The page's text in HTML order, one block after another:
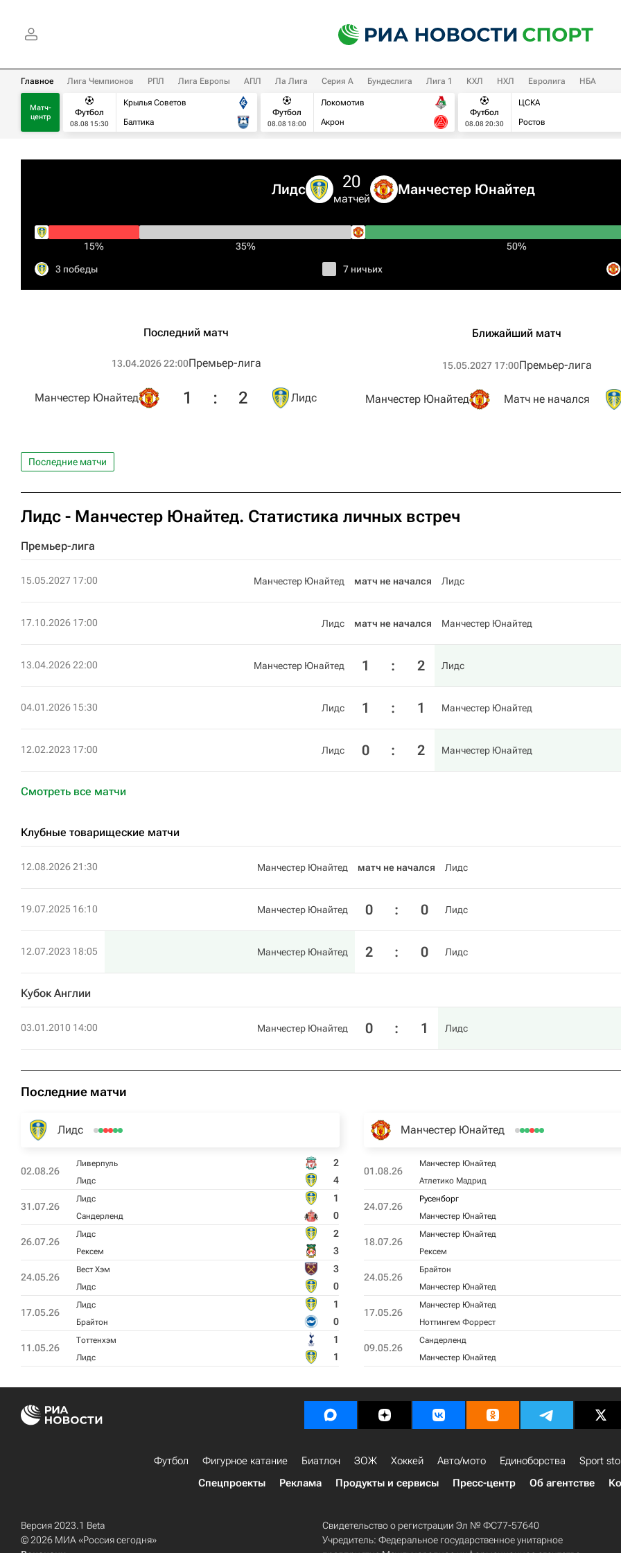
Главное Лига Чемпионов РПЛ Лига Европы АПЛ Ла Лига Серия А Бундеслига Лига 1 КХЛ НХЛ Евролига НБА
Матч-
центр
Футбол
08.08 15:30
Крылья Советов
Балтика
Футбол
08.08 18:00
Локомотив
Акрон
Футбол
08.08 20:30
ЦСКА
Ростов
Лидс 20
матчей
Манчестер Юнайтед
15% 35% 50%
3 победы 7 ничьих
Последний матч
13.04.2026 22:00Премьер-лига
Манчестер Юнайтед 1 : 2 Лидс
Ближайший матч
15.05.2027 17:00Премьер-лига
Манчестер Юнайтед Матч не начался
Последние матчи
Лидс - Манчестер Юнайтед. Статистика личных встреч
Премьер-лига
15.05.2027 17:00 Манчестер Юнайтед матч не начался Лидс
17.10.2026 17:00 Лидс матч не начался Манчестер Юнайтед
13.04.2026 22:00 Манчестер Юнайтед 1 : 2 Лидс
04.01.2026 15:30 Лидс 1 : 1 Манчестер Юнайтед
12.02.2023 17:00 Лидс 0 : 2 Манчестер Юнайтед
Смотреть все матчи
Клубные товарищеские матчи
12.08.2026 21:30 Манчестер Юнайтед матч не начался Лидс
19.07.2025 16:10 Манчестер Юнайтед 0 : 0 Лидс
12.07.2023 18:05 Манчестер Юнайтед 2 : 0 Лидс
Кубок Англии
03.01.2010 14:00 Манчестер Юнайтед 0 : 1 Лидс
Последние матчи
Лидс
02.08.26
Ливерпуль 2
Лидс 4
31.07.26
Лидс 1
Сандерленд 0
26.07.26
Лидс 2
Рексем 3
24.05.26
Вест Хэм 3
Лидс 0
17.05.26
Лидс 1
Брайтон 0
11.05.26
Тоттенхэм 1
Лидс 1
Манчестер Юнайтед
01.08.26
Манчестер Юнайтед
Атлетико Мадрид
24.07.26
Русенборг
Манчестер Юнайтед
18.07.26
Манчестер Юнайтед
Рексем
24.05.26
Брайтон
Манчестер Юнайтед
17.05.26
Манчестер Юнайтед
Ноттингем Форрест
09.05.26
Сандерленд
Манчестер Юнайтед
Футбол Фигурное катание Биатлон ЗОЖ Хоккей Авто/мото Единоборства
Sport
Спецпроекты
Реклама Продукты и сервисы Пресс-центр Об агентстве
Версия 2023.1 Beta
© 2026 МИА «Россия сегодня»
Свидетельство о регистрации Эл № ФС77-57640
Учредитель: Федеральное государственное унитарное